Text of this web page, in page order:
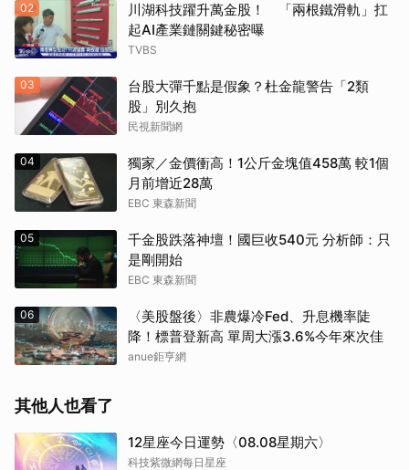
02
川湖科技躍升萬金股！ 「兩根鐵滑軌」扛
起AI產業鏈關鍵秘密曝
TVBS
03
台股大彈千點是假象？杜金龍警告「2類
股」別久抱
民視新聞網
04
獨家／金價衝高！1公斤金塊值458萬 較1個
月前增近28萬
EBC 東森新聞
05
千金股跌落神壇！國巨收540元 分析師：只
是剛開始
EBC 東森新聞
06
〈美股盤後〉非農爆冷Fed、升息機率陡
降！標普登新高 單周大漲3.6%今年來次佳
anue鉅亨網
其他人也看了
12星座今日運勢〈08.08星期六〉
科技紫微網每日星座